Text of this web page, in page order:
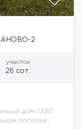
2
участок
26 сот.
дом 1350
поселке